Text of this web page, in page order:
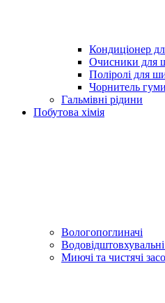
Кондиціонер
Очисники для
Поліролі для
Чорнитель гуми
Гальмівні рідини
Побутова хімія
Вологопоглиначі
Миючі та чистячі